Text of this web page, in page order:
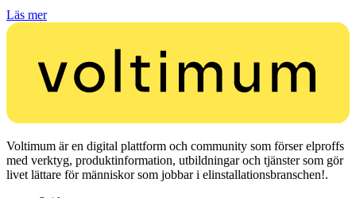
Läs mer
Voltimum är en digital plattform och community som förser elproffs
med verktyg, produktinformation, utbildningar och tjänster som gör
livet lättare för människor som jobbar i elinstallationsbranschen!.